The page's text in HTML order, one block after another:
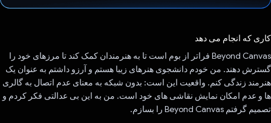
کاری که انجام می دهد
Beyond Canvas فراتر از بوم است تا به هنرمندان کمک کند تا مرزهای خود را
گسترش دهند. من خودم دانشجوی هنرهای زیبا هستم و آرزو داشتم به عنوان یک
هنرمند زندگی کنم. واقعیت این است: بدون شبکه به معنای عدم اتصال به گالری
ها و عدم امکان نمایش نقاشی های خود است. من به این بی عدالتی فکر کردم و
تصمیم گرفتم Beyond Canvas را بسازم.